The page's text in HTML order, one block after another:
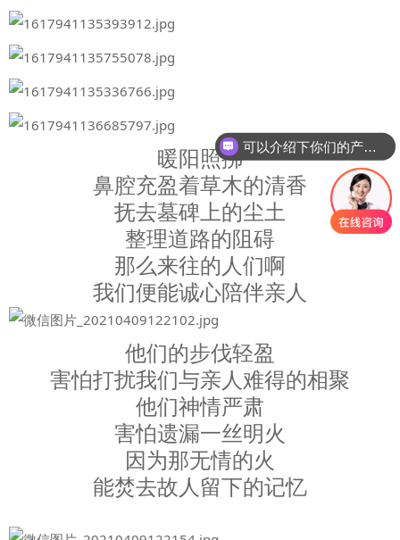
暖阳照拂
鼻腔充盈着草木的清香
抚去墓碑上的尘土
整理道路的阻碍
那么来往的人们啊
我们便能诚心陪伴亲人
他们的步伐轻盈
害怕打扰我们与亲人难得的相聚
他们神情严肃
害怕遗漏一丝明火
因为那无情的火
能焚去故人留下的记忆
可以介绍下你们的产品么